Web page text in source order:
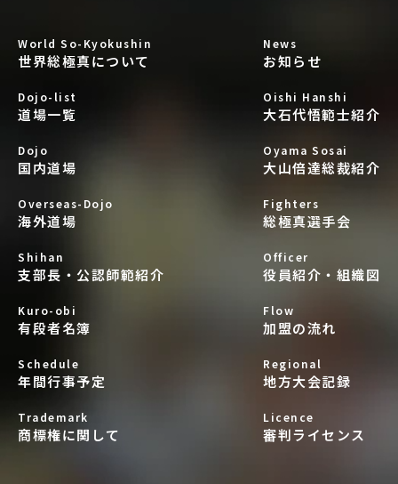
World So-Kyokushin
世界総極真について
Dojo-list
道場一覧
Dojo
国内道場
Overseas-Dojo
海外道場
News
お知らせ
Oishi Hanshi
大石代悟範士紹介
Oyama Sosai
大山倍達総裁紹介
Fighters
総極真選手会
Shihan
支部長・公認師範紹介
Kuro-obi
有段者名簿
Schedule
年間行事予定
Trademark
商標権に関して
Officer
役員紹介・組織図
Flow
加盟の流れ
Regional
地方大会記録
Licence
審判ライセンス